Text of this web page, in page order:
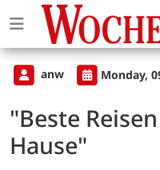
anw Monday,
"Beste
Hause"